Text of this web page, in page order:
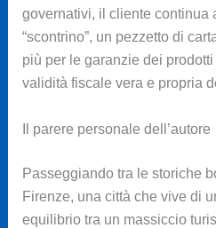
governativi, il cliente continua
“scontrino”, un pezzetto di
più per le garanzie dei
validità fiscale vera e propria
Il parere personale dell’autore
Passeggiando tra le storiche
Firenze, una città che vive di
equilibrio tra un massiccio